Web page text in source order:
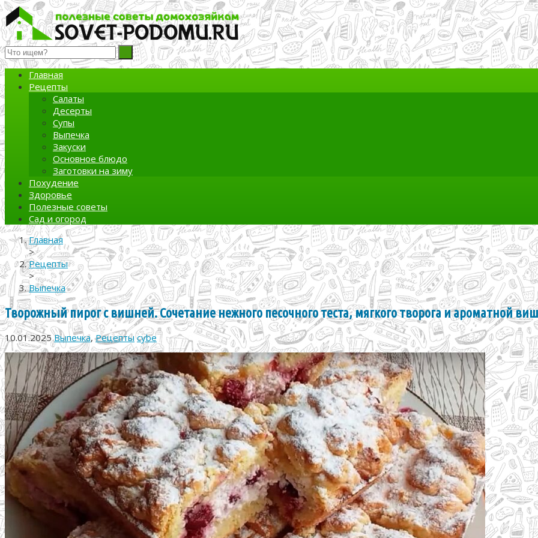
Полезные советы домохозяйкам
Главная
Рецепты
Салаты
Десерты
Супы
Выпечка
Закуски
Основное блюдо
Заготовки на зиму
Похудение
Здоровье
Полезные советы
Сад и огород
Главная
>
Рецепты
>
Выпечка
Творожный пирог с вишней. Сочетание нежного песочного теста, мягкого творога и ароматной
10.01.2025 Выпечка,Рецепты cybe